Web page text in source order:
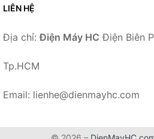
LIÊN HỆ
Địa chỉ:Điện Máy HC Điện Biên
Tp.HCM
Email: lienhe@dienmayhc.com